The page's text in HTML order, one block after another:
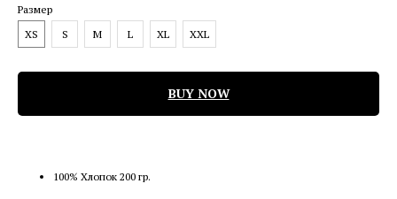
Размер
XS
S M L XL XXL
BUY NOW
100% Хлопок 200 гр.